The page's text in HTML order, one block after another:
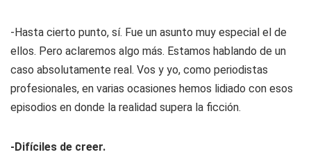
-Hasta cierto punto, sí. Fue un asunto muy especial el de
ellos. Pero aclaremos algo más. Estamos hablando de un
caso absolutamente real. Vos y yo, como periodistas
profesionales, en varias ocasiones hemos lidiado con esos
episodios en donde la realidad supera la ficción.
-Difíciles de creer.